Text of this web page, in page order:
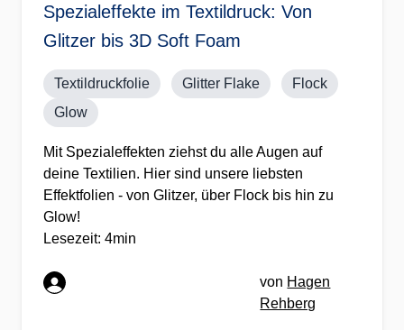
Spezialeffekte im Textildruck: Von
Glitzer bis 3D Soft Foam
Textildruckfolie Glitter Flake
Flock
Glow
Mit Spezialeffekten ziehst du alle Augen auf
deine Textilien. Hier sind unsere liebsten
Effektfolien - von Glitzer, über Flock bis hin zu
Glow!
Lesezeit: 4min
von Hagen
Rehberg